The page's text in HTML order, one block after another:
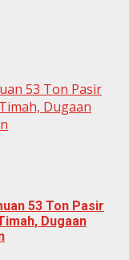
53 Ton Pasir
Dugaan
53 Ton Pasir
Dugaan